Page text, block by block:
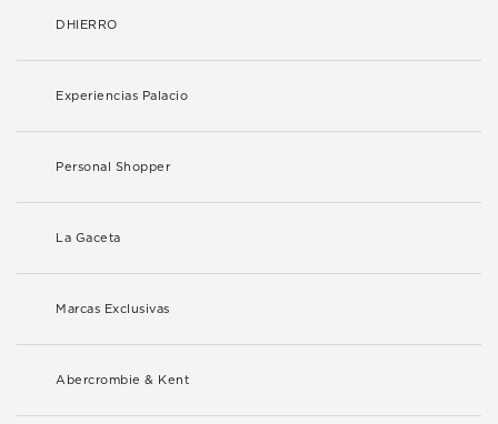
DHIERRO
Experiencias Palacio
Personal Shopper
La Gaceta
Marcas Exclusivas
Abercrombie & Kent